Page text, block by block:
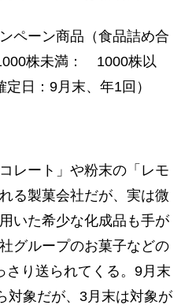
ペーン商品（食品詰め合
株未満： 1000株以
日：9月末、年1回）
レート」や粉末の「レモ
る製菓会社だが、実は微
いた希少な化成品も手が
グループのお菓子などの
さり送られてくる。9月末
対象だが、3月末は対象が